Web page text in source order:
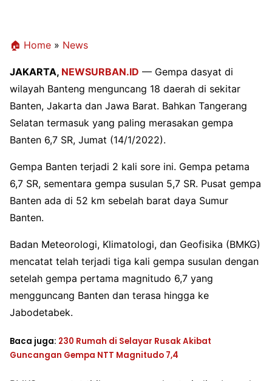
🏠 Home » News
JAKARTA, NEWSURBAN.ID — Gempa dasyat di
wilayah Banteng menguncang 18 daerah di sekitar
Banten, Jakarta dan Jawa Barat. Bahkan Tangerang
Selatan termasuk yang paling merasakan gempa
Banten 6,7 SR, Jumat (14/1/2022).
Gempa Banten terjadi 2 kali sore ini. Gempa petama
6,7 SR, sementara gempa susulan 5,7 SR. Pusat gempa
Banten ada di 52 km sebelah barat daya Sumur
Banten.
Badan Meteorologi, Klimatologi, dan Geofisika (BMKG)
mencatat telah terjadi tiga kali gempa susulan dengan
setelah gempa pertama magnitudo 6,7 yang
mengguncang Banten dan terasa hingga ke
Jabodetabek.
Baca juga: 230 Rumah di Selayar Rusak Akibat
Guncangan Gempa NTT Magnitudo 7,4